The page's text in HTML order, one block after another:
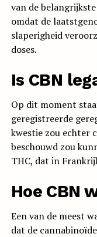
van de
omdat de
slaperigheid
doses.
Is CBN
Op dit moment
geregistreerde
kwestie zou echter
beschouwd zou
THC, dat in
Hoe CBN
Een van de meest
dat de